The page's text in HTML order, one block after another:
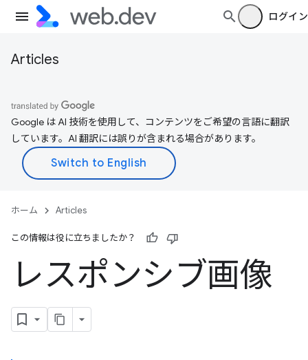
ログイン
Articles
Google は AI 技術を使用して、コンテンツをご希望の言語に翻訳
しています。AI 翻訳には誤りが含まれる場合があります。
ホーム Articles
この情報は役に立ちましたか？
レスポンシブ画像